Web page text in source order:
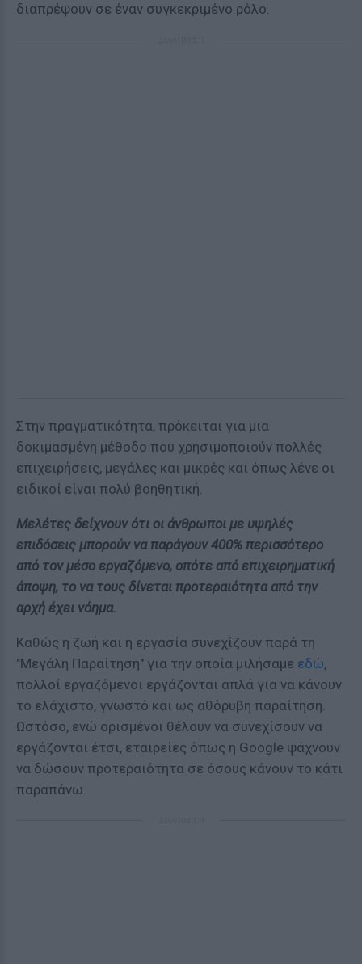
διαπρέψουν σε έναν συγκεκριμένο ρόλο.
Στην πραγματικότητα, πρόκειται για μια
δοκιμασμένη μέθοδο που χρησιμοποιούν πολλές
επιχειρήσεις, μεγάλες και μικρές και όπως λένε οι
ειδικοί είναι πολύ βοηθητική.
Μελέτες δείχνουν ότι οι άνθρωποι με υψηλές
επιδόσεις μπορούν να παράγουν 400% περισσότερο
από τον μέσο εργαζόμενο, οπότε από επιχειρηματική
άποψη, το να τους δίνεται προτεραιότητα από την
αρχή έχει νόημα.
Καθώς η ζωή και η εργασία συνεχίζουν παρά τη
"Μεγάλη Παραίτηση" για την οποία μιλήσαμε εδώ,
πολλοί εργαζόμενοι εργάζονται απλά για να κάνουν
το ελάχιστο, γνωστό και ως αθόρυβη παραίτηση.
Ωστόσο, ενώ ορισμένοι θέλουν να συνεχίσουν να
εργάζονται έτσι, εταιρείες όπως η Google ψάχνουν
να δώσουν προτεραιότητα σε όσους κάνουν το κάτι
παραπάνω.